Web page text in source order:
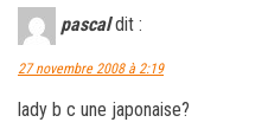
pascal dit :
27 novembre 2008 à 2:19
lady b c une japonaise?